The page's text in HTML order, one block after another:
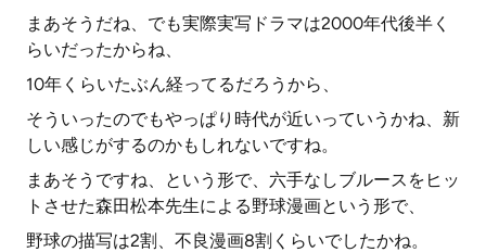
まあそうだね、でも実際実写ドラマは2000年代後半く
らいだったからね、
10年くらいたぶん経ってるだろうから、
そういったのでもやっぱり時代が近いっていうかね、新
しい感じがするのかもしれないですね。
まあそうですね、という形で、六手なしブルースをヒッ
トさせた森田松本先生による野球漫画という形で、
野球の描写は2割、不良漫画8割くらいでしたかね。